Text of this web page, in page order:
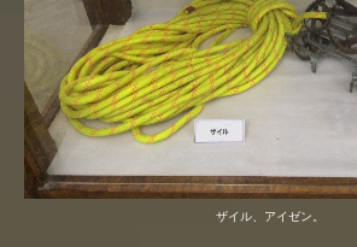
ザイル、アイゼン。